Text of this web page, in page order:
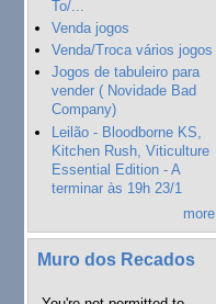
To/...
Venda jogos
Venda/Troca vários jogos
Jogos de tabuleiro para
vender ( Novidade Bad
Company)
Leilão - Bloodborne KS,
Kitchen Rush, Viticulture
Essential Edition - A
terminar às 19h 23/1
more
Muro dos Recados